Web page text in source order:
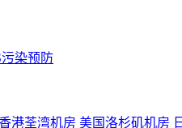
染预防
香港荃湾机房 美国洛杉矶机房